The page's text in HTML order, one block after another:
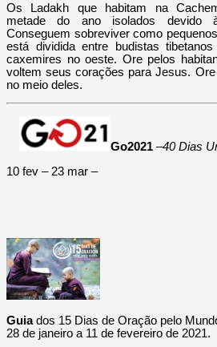
Os Ladakh que habitam na
metade do ano isolados devido
Conseguem sobreviver como
está dividida entre budistas
caxemires no oeste. Ore pelos
voltem seus corações para Jesus.
no meio deles.
Go2021 –40 Dias
10 fev – 23 mar –
Guiados 15 Dias de Oração pelo
28 de janeiro a 11 de fevereiro de 2021.